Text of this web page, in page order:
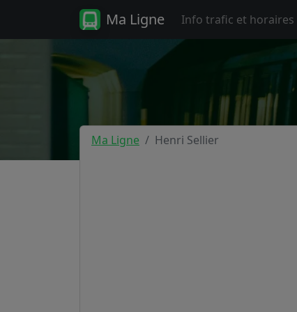
Ma Ligne Info trafic et horaires
Ma Ligne Henri Sellier